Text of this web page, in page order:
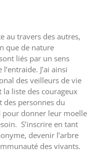
au travers des autres,
que de nature
liés par un sens
J’ai ainsi
des veilleurs de vie
la liste des courageux
des personnes du
pour donner leur moelle
S’inscrire en tant
devenir l’arbre
des vivants.